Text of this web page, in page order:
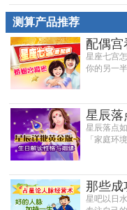
测算产品推荐
配偶宫
星座七宫
你的另一
星辰落
星辰落点
「家庭环
那些成
星吧以日